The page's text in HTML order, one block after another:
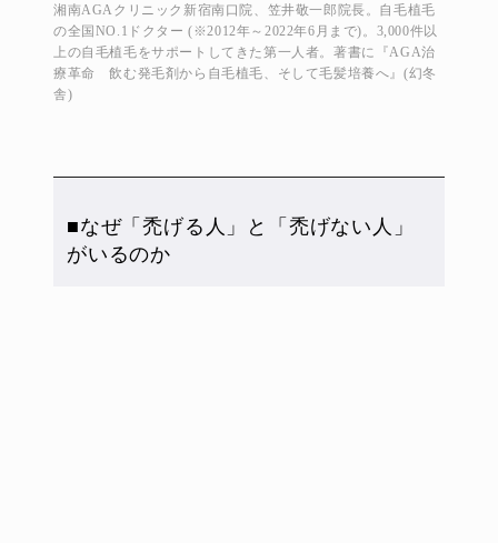
湘南AGAクリニック新宿南口院、笠井敬一郎院長。自毛植毛
の全国NO.1ドクター (※2012年～2022年6月まで)。3,000件以
上の自毛植毛をサポートしてきた第一人者。著書に『AGA治
療革命 飲む発毛剤から自毛植毛、そして毛髪培養へ』(幻冬
舎)
■なぜ「禿げる人」と「禿げない人」
がいるのか